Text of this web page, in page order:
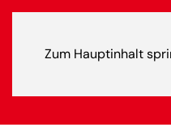
Zum Hauptinhalt
VEREIN